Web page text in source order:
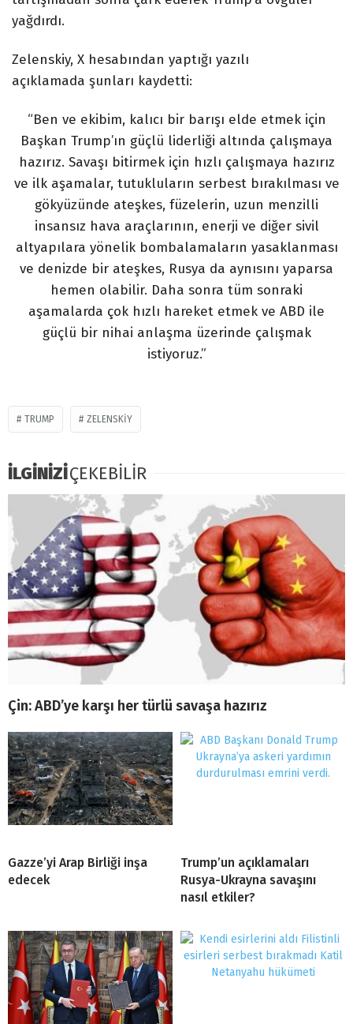
yağdırdı.
Zelenskiy, X hesabından yaptığı yazılı
açıklamada şunları kaydetti:
“Ben ve ekibim, kalıcı bir barışı elde etmek için
Başkan Trump’ın güçlü liderliği altında çalışmaya
hazırız. Savaşı bitirmek için hızlı çalışmaya hazırız
ve ilk aşamalar, tutukluların serbest bırakılması ve
gökyüzünde ateşkes, füzelerin, uzun menzilli
insansız hava araçlarının, enerji ve diğer sivil
altyapılara yönelik bombalamaların yasaklanması
ve denizde bir ateşkes, Rusya da aynısını yaparsa
hemen olabilir. Daha sonra tüm sonraki
aşamalarda çok hızlı hareket etmek ve ABD ile
güçlü bir nihai anlaşma üzerinde çalışmak
istiyoruz.”
TRUMP ZELENSKIY
İLGİNİZİÇEKEBİLİR
Çin: ABD’ye karşı her türlü savaşa hazırız
Gazze’yi Arap Birliği inşa
edecek
Trump’un açıklamaları
Rusya-Ukrayna savaşını
nasıl etkiler?